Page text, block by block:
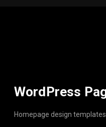
WordPress
Homepage design templates